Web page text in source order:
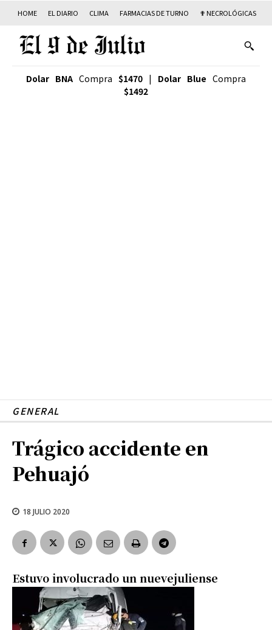
HOME EL DIARIO CLIMA FARMACIAS DE TURNO ✟ NECROLÓGICAS
Dolar BNA Compra $1470 | Dolar Blue Compra
$1492
GENERAL
Trágico accidente en
Pehuajó
18 JULIO 2020
Estuvo involucrado un nuevejuliense